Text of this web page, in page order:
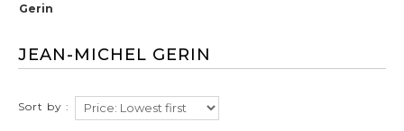
Gerin
JEAN-MICHEL GERIN
Sort by :